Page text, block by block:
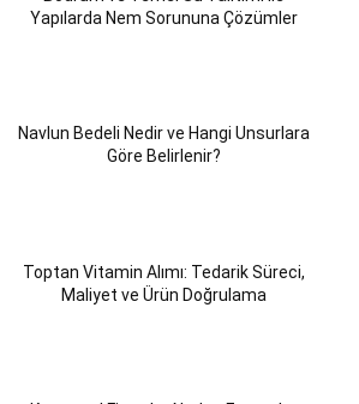
Yapılarda Nem Sorununa Çözümler
Navlun Bedeli Nedir ve Hangi Unsurlara
Göre Belirlenir?
Toptan Vitamin Alımı: Tedarik Süreci,
Maliyet ve Ürün Doğrulama